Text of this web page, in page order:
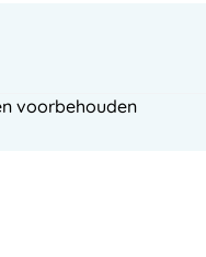
voorbehouden